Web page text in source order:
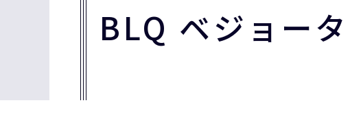
BLQ ベジョー